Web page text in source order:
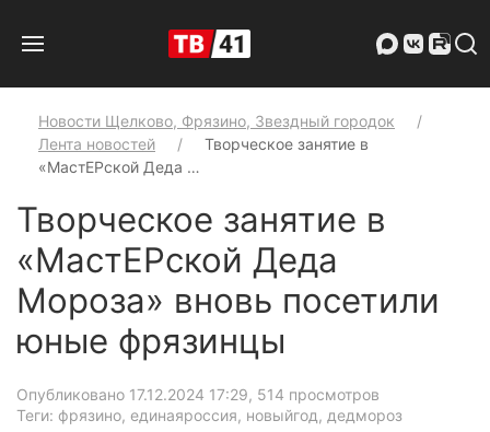
Новости Щелково, Фрязино, Звездный городок
Лента новостей
Творческое занятие в
«МастЕРской Деда …
Творческое занятие в
«МастЕРской Деда
Мороза» вновь посетили
юные фрязинцы
Опубликовано 17.12.2024 17:29, 514 просмотров
Теги: фрязино, единаяроссия, новыйгод, дедмороз